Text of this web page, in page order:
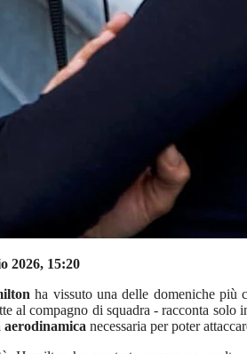
2026, 15:20
ha vissuto una delle domeniche più
al compagno di squadra - racconta
aerodinamica necessaria per poter